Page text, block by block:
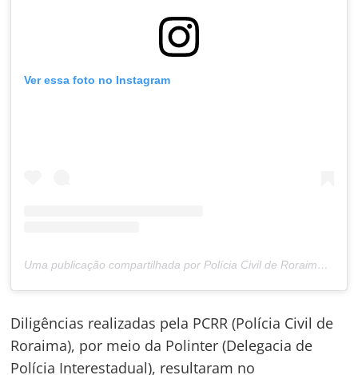
Ver essa foto no Instagram
Uma publicação compartilhada por Polícia Civil de Roraima (@policiacivilderoraima)
Diligências realizadas pela PCRR (Polícia Civil de
Roraima), por meio da Polinter (Delegacia de
Polícia Interestadual), resultaram no